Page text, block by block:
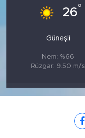
26°
Güneşli
Nem: %66
Rüzgar: 9.50 m/s